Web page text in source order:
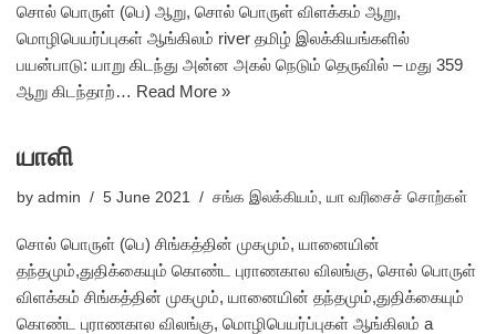
சொல் பொருள் (பெ) ஆறு, சொல் பொருள் விளக்கம் ஆறு,
மொழிபெயர்ப்புகள் ஆங்கிலம் river தமிழ் இலக்கியங்களில்
பயன்பாடு: யாறு கிடந்து அன்ன அகல் நெடும் தெருவில் – மது 359
ஆறு கிடந்தாற்… Read More »
யாளி
by admin 5 June 2021 சங்க இலக்கியம் யா வரிசைச் சொற்கள்
சொல் பொருள் (பெ) சிங்கத்தின் முகமும், யானையின்
தந்தமும்,துதிக்கையும் கொண்ட புராணகால விலங்கு, சொல் பொருள்
விளக்கம் சிங்கத்தின் முகமும், யானையின் தந்தமும்,துதிக்கையும்
கொண்ட புராணகால விலங்கு, மொழிபெயர்ப்புகள் ஆங்கிலம் a